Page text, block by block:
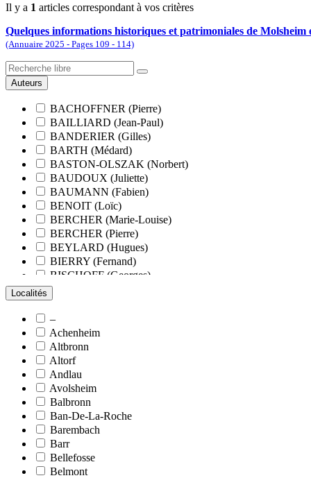
Il y a 1 articles correspondant à vos critères
Quelques informations historiques et patrimoniales de Molsheim
(Annuaire 2025 - Pages 109 - 114)
Auteurs
BACHOFFNER (Pierre)
BAILLIARD (Jean-Paul)
BANDERIER (Gilles)
BARTH (Médard)
BASTON-OLSZAK (Norbert)
BAUDOUX (Juliette)
BAUMANN (Fabien)
BENOIT (Loïc)
BERCHER (Marie-Louise)
BERCHER (Pierre)
BEYLARD (Hugues)
BIERRY (Fernand)
BISCHOFF (Georges)
BLANCHARD (François)
BLANCHARD (Pierre-Valentin)
BLUMENROEDER (Quentin)
BOEHLER (Jean-Michel)
BOËS (Simone)
BORNERT (René)
BOUR (Bernard)
BOURCART (Jean)
BOUVET (Maurice)
BOXBERGER (Romain)
BRAUN (Jean)
BRAUN (Suzanne)
BRETZ (Nicolas)
Localités
–
Achenheim
Altbronn
Altorf
Andlau
Avolsheim
Balbronn
Ban-De-La-Roche
Barembach
Barr
Bellefosse
Belmont